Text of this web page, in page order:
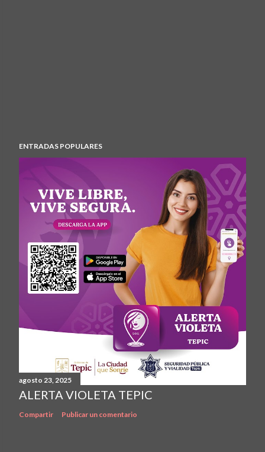
ENTRADAS POPULARES
agosto 23, 2025
ALERTA VIOLETA TEPIC
Compartir Publicar un comentario